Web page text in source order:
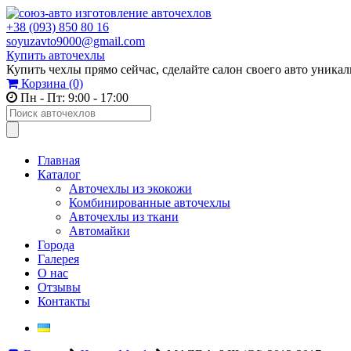
+38 (093) 850 80 16
soyuzavto9000@gmail.com
Купить авточехлы
Купить чехлы прямо сейчас, сделайте салон своего авто
Корзина (0)
Пн - Пт: 9:00 - 17:00
Главная
Каталог
Авточехлы из экокожи
Комбинированные авточехлы
Авточехлы из ткани
Автомайки
Города
Галерея
О нас
Отзывы
Контакты